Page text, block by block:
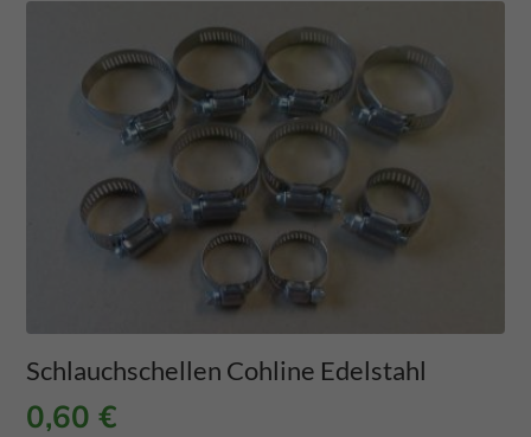
Schlauchschellen Cohline Edelstahl
0,60€